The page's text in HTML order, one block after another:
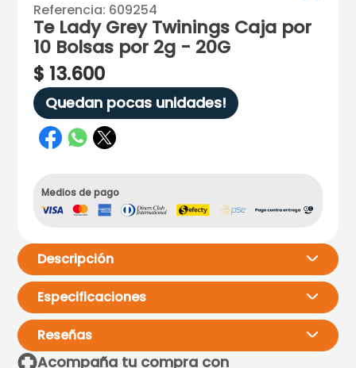
Referencia: 609254
Te Lady Grey Twinings Caja por
10 Bolsas por 2g - 20G
$ 13.600
Quedan pocas unidades!
Medios de pago
Descripción
Especificaciones
Reseñas
Acompaña tu compra con